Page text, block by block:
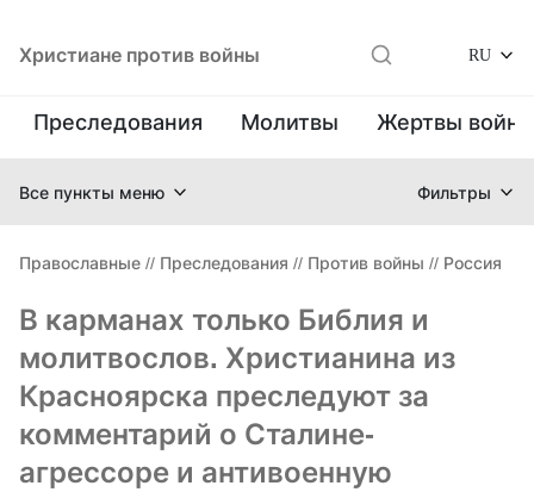
Христиане против войны RU
Преследования Молитвы Жертвы
Все пункты меню Фильтры
Православные // Преследования // Против войны // Россия
В карманах только Библия и
молитвослов. Христианина из
Красноярска преследуют за
комментарий о Сталине-
агрессоре и антивоенную